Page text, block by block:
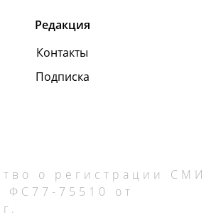
Редакция
Контакты
Подписка
о регистрации СМИ
75510 от